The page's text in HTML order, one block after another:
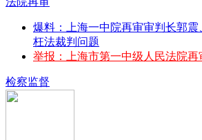
爆料：上海一中院再审审判长郭
枉法裁判问题
举报：上海市第一中级人民法院再
检察监督